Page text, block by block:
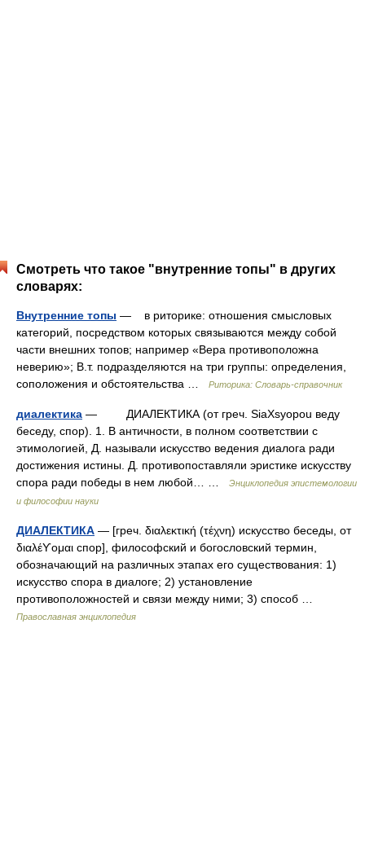
Смотреть что такое "внутренние топы" в других
словарях:
Внутренние топы — в риторике: отношения смысловых
категорий, посредством которых связываются между собой
части внешних топов; например «Вера противоположна
неверию»; В.т. подразделяются на три группы: определения,
соположения и обстоятельства …
Риторика: Словарь-справочник
диалектика — ДИАЛЕКТИКА (от греч. SiaXsyopou веду
беседу, спор). 1. В античности, в полном соответствии с
этимологией, Д. называли искусство ведения диалога ради
достижения истины. Д. противопоставляли эристике искусству
спора ради победы в нем любой… …
Энциклопедия эпистемологии
и философии науки
ДИАЛЕКТИКА — [греч. διαλεκτική (τέχνη) искусство беседы, от
διαλέϒομαι спор], философский и богословский термин,
обозначающий на различных этапах его существования: 1)
искусство спора в диалоге; 2) установление
противоположностей и связи между ними; 3) способ …
Православная энциклопедия